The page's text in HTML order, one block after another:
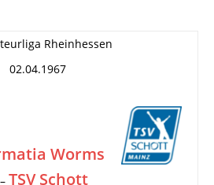
Rheinhessen
02.04.1967
Worms
– TSV Schott